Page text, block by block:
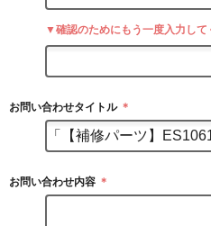
▼確認のためにもう一度入力して
お問い合わせタイトル ＊
お問い合わせ内容 ＊